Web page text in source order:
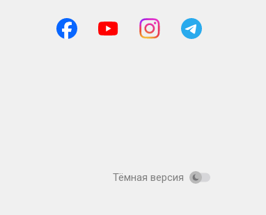
Тёмная версия